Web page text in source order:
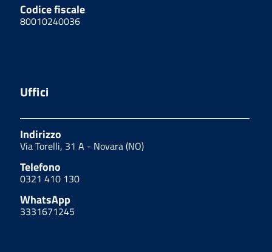
Codice fiscale
80010240036
Uffici
Indirizzo
Via Torelli, 31 A - Novara (NO)
Telefono
0321 410 130
WhatsApp
3331671245